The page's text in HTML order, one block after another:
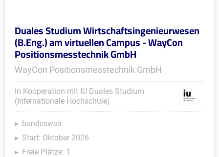
Duales Studium Wirtschaftsingenieurwesen
(B.Eng.) am virtuellen Campus - WayCon
Positionsmesstechnik GmbH
WayCon Positionsmesstechnik GmbH
In Kooperation mit IU Duales Studium
(Internationale Hochschule)
bundesweit
Start: Oktober 2026
Freie Plätze: 1